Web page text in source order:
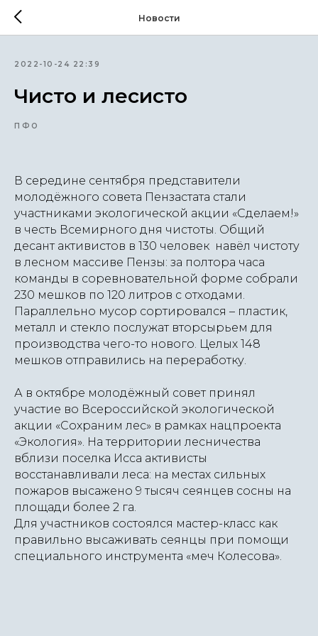
Новости
2022-10-24 22:39
Чисто и лесисто
ПФО
В середине сентября представители
молодёжного совета Пензастата стали
участниками экологической акции «Сделаем!»
в честь Всемирного дня чистоты. Общий
десант активистов в 130 человек навёл чистоту
в лесном массиве Пензы: за полтора часа
команды в соревновательной форме собрали
230 мешков по 120 литров с отходами.
Параллельно мусор сортировался – пластик,
металл и стекло послужат вторсырьем для
производства чего-то нового. Целых 148
мешков отправились на переработку.
А в октябре молодёжный совет принял
участие во Всероссийской экологической
акции «Сохраним лес» в рамках нацпроекта
«Экология». На территории лесничества
вблизи поселка Исса активисты
восстанавливали леса: на местах сильных
пожаров высажено 9 тысяч сеянцев сосны на
площади более 2 га.
Для участников состоялся мастер-класс как
правильно высаживать сеянцы при помощи
специального инструмента «меч Колесова».